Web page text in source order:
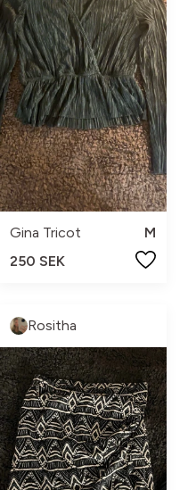
Gina Tricot
M
250 SEK
Rositha